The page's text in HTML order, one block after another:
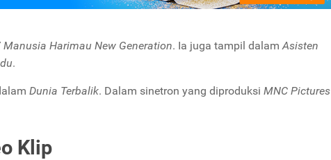
Manusia Harimau New Generation. Ia juga tampil dalamAsisten
.
Dunia Terbalik. Dalam sinetron yang diproduksi MNC Pictures
Klip